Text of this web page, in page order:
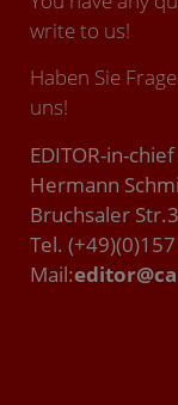
write to us!
Haben Sie
uns!
EDITOR-in-
Hermann
Bruchsaler
Tel.
Mail: